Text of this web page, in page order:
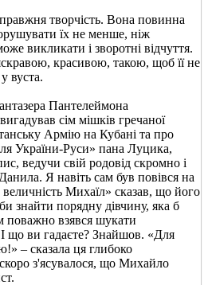
творчість. Вона повинна
їх не менше, ніж
викликати і зворотні відчуття.
красивою, такою, щоб її не
вуста.
Пантелеймона
сім мішків гречаної
Армію на Кубані та про
України-Руси» пана Луцика,
ведучи свій родовід скромно і
Я навіть сам був повівся на
Михаїл» сказав, що його
знайти порядну дівчину, яка б
поважно взявся шукати
що ви гадаєте? Знайшов. «Для
– сказала ця глибоко
з'ясувалося, що Михайло